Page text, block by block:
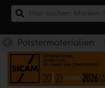
Polstermaterialien